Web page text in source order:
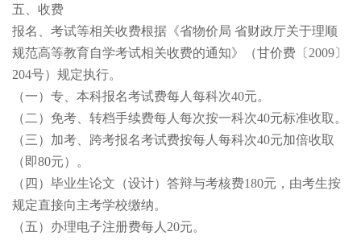
五、收费
报名、考试等相关收费根据《省物价局 省财政厅关于理顺
规范高等教育自学考试相关收费的通知》（甘价费〔2009〕
204号）规定执行。
（一） 专、本科报名考试费每人每科次40元。
（二） 免考、转档手续费每人每次按一科次40元标准收取。
（三） 加考、跨考报名考试费按每人每科次40元加倍收取
（即80元）。
（四） 毕业生论文（设计）答辩与考核费180元，由考生按
规定直接向主考学校缴纳。
（五） 办理电子注册费每人20元。